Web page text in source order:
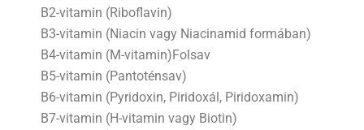
B2-vitamin (Riboflavin)
B3-vitamin (Niacin vagy Niacinamid formában)
B4-vitamin (M-vitamin)Folsav
B5-vitamin (Pantoténsav)
B6-vitamin (Pyridoxin, Piridoxál, Piridoxamin)
B7-vitamin (H-vitamin vagy Biotin)